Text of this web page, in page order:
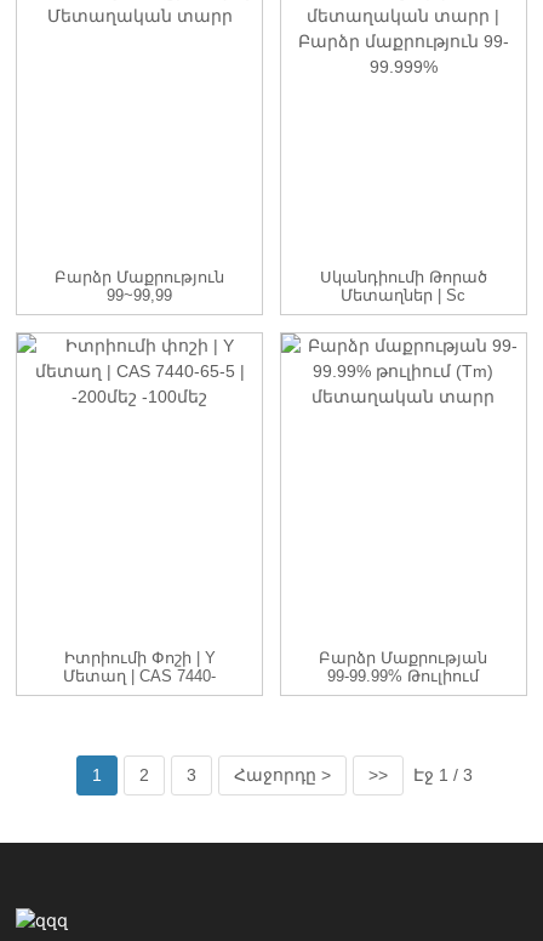
Բարձր Մաքրություն
99~99,99
Լյուտեցիում (Lu)
Մետաղական Տարր
Սկանդիումի Թորած
Մետաղներ | Sc
Մետաղական Տարր
| ...
Իտրիումի Փոշի | Y
Մետաղ | CAS 7440-
65-5 | -200...
Բարձր Մաքրության
99-99.99% Թուլիում
(Tm) Մետաղական
1 2 3 Հաջորդը > >> Էջ 1 / 3